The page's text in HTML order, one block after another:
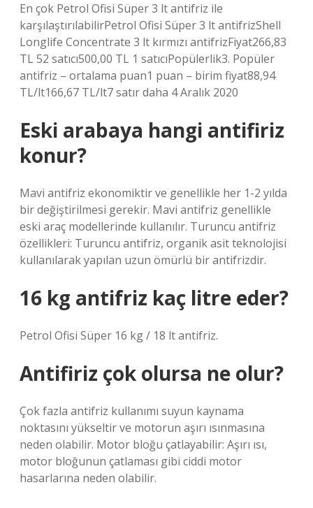
En çok Petrol Ofisi Süper 3 lt antifriz ile
karşılaştırılabilirPetrol Ofisi Süper 3 lt antifrizShell
Longlife Concentrate 3 lt kırmızı antifrizFiyat266,83
TL 52 satıcı500,00 TL 1 satıcıPopülerlik3. Popüler
antifriz – ortalama puan1 puan – birim fiyat88,94
TL/lt166,67 TL/lt7 satır daha 4 Aralık 2020
Eski arabaya hangi antifiriz
konur?
Mavi antifriz ekonomiktir ve genellikle her 1-2 yılda
bir değiştirilmesi gerekir. Mavi antifriz genellikle
eski araç modellerinde kullanılır. Turuncu antifriz
özellikleri: Turuncu antifriz, organik asit teknolojisi
kullanılarak yapılan uzun ömürlü bir antifrizdir.
16 kg antifriz kaç litre eder?
Petrol Ofisi Süper 16 kg / 18 lt antifriz.
Antifiriz çok olursa ne olur?
Çok fazla antifriz kullanımı suyun kaynama
noktasını yükseltir ve motorun aşırı ısınmasına
neden olabilir. Motor bloğu çatlayabilir: Aşırı ısı,
motor bloğunun çatlaması gibi ciddi motor
hasarlarına neden olabilir.